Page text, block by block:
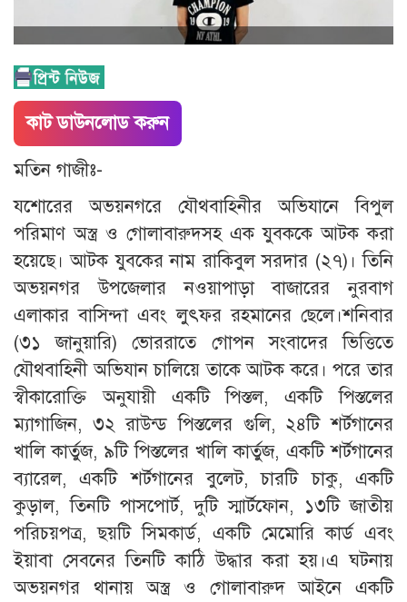
কাট ডাউনলোড করুন
মতিন গাজীঃ-
যশোরের অভয়নগরে যৌথবাহিনীর অভিযানে বিপুল
পরিমাণ অস্ত্র ও গোলাবারুদসহ এক যুবককে আটক করা
হয়েছে। আটক যুবকের নাম রাকিবুল সরদার (২৭)। তিনি
অভয়নগর উপজেলার নওয়াপাড়া বাজারের নুরবাগ
এলাকার বাসিন্দা এবং লুৎফর রহমানের ছেলে।শনিবার
(৩১ জানুয়ারি) ভোররাতে গোপন সংবাদের ভিত্তিতে
যৌথবাহিনী অভিযান চালিয়ে তাকে আটক করে। পরে তার
স্বীকারোক্তি অনুযায়ী একটি পিস্তল, একটি পিস্তলের
ম্যাগাজিন, ৩২ রাউন্ড পিস্তলের গুলি, ২৪টি শর্টগানের
খালি কার্তুজ, ৯টি পিস্তলের খালি কার্তুজ, একটি শর্টগানের
ব্যারেল, একটি শর্টগানের বুলেট, চারটি চাকু, একটি
কুড়াল, তিনটি পাসপোর্ট, দুটি স্মার্টফোন, ১৩টি জাতীয়
পরিচয়পত্র, ছয়টি সিমকার্ড, একটি মেমোরি কার্ড এবং
ইয়াবা সেবনের তিনটি কাঠি উদ্ধার করা হয়।এ ঘটনায়
অভয়নগর থানায় অস্ত্র ও গোলাবারুদ আইনে একটি